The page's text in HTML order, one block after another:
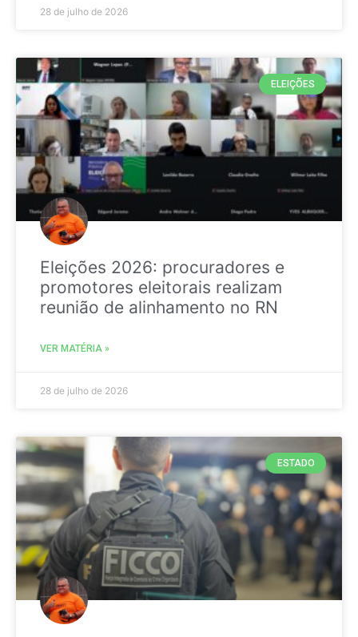
28 de julho de 2026
ELEIÇÕES
Eleições 2026: procuradores e
promotores eleitorais realizam
reunião de alinhamento no RN
VER MATÉRIA »
28 de julho de 2026
ESTADO